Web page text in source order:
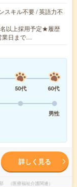
スキル不要 / 英語力不
以上採用予定★履歴
業日まで…
50代
60代
男性
詳しく見る
（医療福祉介護関連）